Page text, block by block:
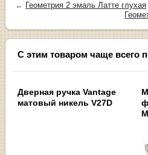
← Геометрия 2 эмаль Латте глухая
С этим товаром чаще всего
Дверная ручка Vantage
матовый никель V27D